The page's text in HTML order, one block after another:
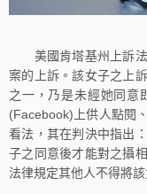
美國肯塔基州上訴法
案的上訴。該女子之上
之一，乃是未經她同意
(Facebook)上供人點閱
看法，其在判決中指出
子之同意後才能對之攝
法律規定其他人不得將